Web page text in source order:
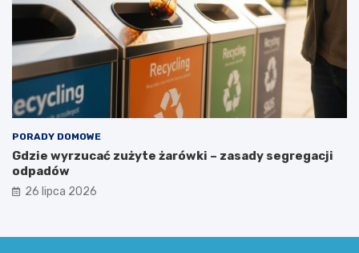
PORADY DOMOWE
Gdzie wyrzucać zużyte żarówki – zasady segregacji
odpadów
26 lipca 2026